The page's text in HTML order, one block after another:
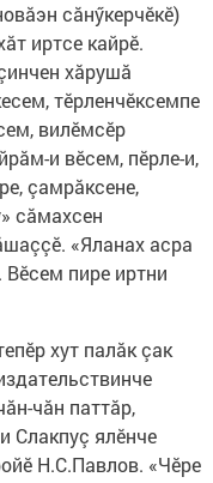
сăнӳкерчӗкӗ)
иртсе кайрӗ.
хăрушă
тӗрленчӗксемпе
вилӗмсӗр
и вӗсем, пӗрле-и,
çамрăксене,
сăмахсен
«Яланах асра
пире иртни
хут палăк çак
чăн паттăр,
Слакпуç ялӗнче
Н.С.Павлов. «Чӗре